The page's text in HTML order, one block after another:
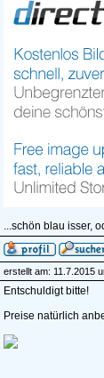
...schön blau isser,
erstellt am: 11.7.2015
Entschuldigt bitte!
Preise natürlich